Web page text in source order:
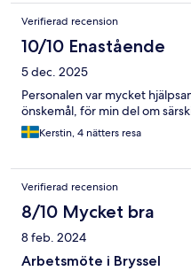
Verifierad recension
10/10 Enastående
5 dec. 2025
Personalen var mycket
önskemål, för min del om
Kerstin, 4 nätters resa
Verifierad recension
8/10 Mycket bra
8 feb. 2024
Arbetsmöte i Bryssel